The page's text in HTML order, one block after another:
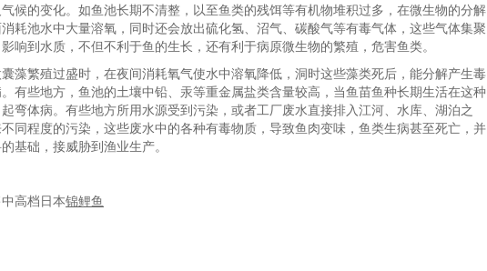
候的变化。如鱼池长期不清整，以至鱼类的残饵等有机物堆积过多，在微生物的分解
耗池水中大量溶氧，同时还会放出硫化氢、沼气、碳酸气等有毒气体，这些气体集聚
响到水质，不但不利于鱼的生长，还有利于病原微生物的繁殖，危害鱼类。
藻繁殖过盛时，在夜间消耗氧气使水中溶氧降低，洞时这些藻类死后，能分解产生毒
有些地方，鱼池的土壤中铅、汞等重金属盐类含量较高，当鱼苗鱼种长期生活在这种
弯体病。有些地方所用水源受到污染，或者工厂废水直接排入江河、水库、湖泊之
同程度的污染，这些废水中的各种有毒物质，导致鱼肉变味，鱼类生病甚至死亡，并
基础，接威胁到渔业生产。
高档日本锦鲤鱼